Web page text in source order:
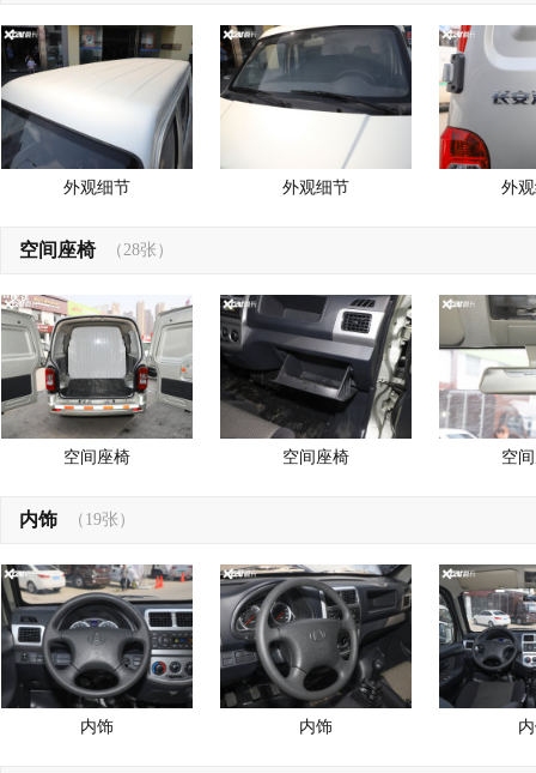
外观细节 外观细节 外
空间座椅 （28张）
空间座椅 空间座椅 空
内饰 （19张）
内饰 内饰